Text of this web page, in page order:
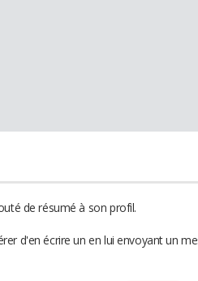
de résumé à son profil.
d'en écrire un en lui envoyant un